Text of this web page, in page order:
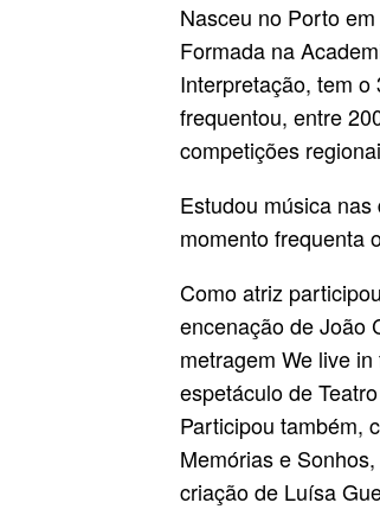
Nasceu no Porto
Formada na
Interpretação, tem
frequentou, entre
competições
Estudou música
momento frequenta
Como atriz
encenação de João
metragem We live
espetáculo de
Participou também,
Memórias e
criação de Luísa